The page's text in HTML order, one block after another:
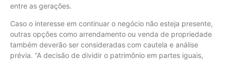
entre as gerações.
Caso o interesse em continuar o negócio não esteja presente,
outras opções como arrendamento ou venda de propriedade
também deverão ser consideradas com cautela e análise
prévia. “A decisão de dividir o patrimônio em partes iguais,